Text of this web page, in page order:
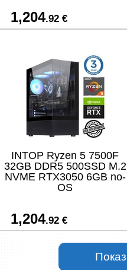
1,204.92 €
INTOP Ryzen 5 7500F
32GB DDR5 500SSD M.2
NVME RTX3050 6GB no-
OS
1,204.92 €